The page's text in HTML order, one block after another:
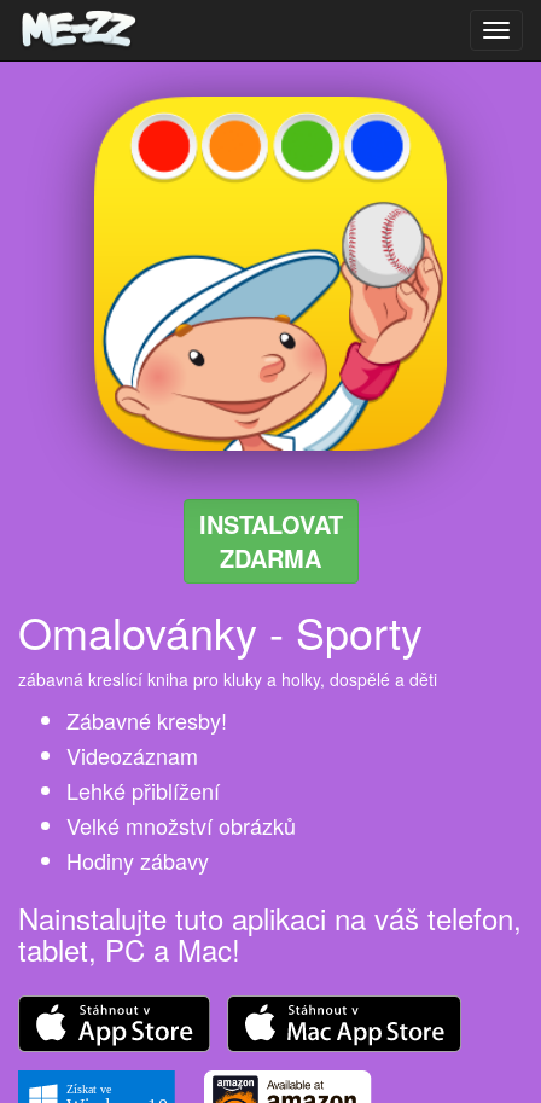
INSTALOVAT
ZDARMA
Omalovánky - Sporty
zábavná kreslící kniha pro kluky a holky, dospělé a děti
Zábavné kresby!
Videozáznam
Lehké přiblížení
Velké množství obrázků
Hodiny zábavy
Nainstalujte tuto aplikaci na váš telefon,
tablet, PC a Mac!